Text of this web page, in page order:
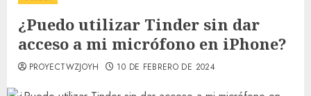
¿Puedo utilizar Tinder sin dar
acceso a mi micrófono en iPhone?
PROYECTWZJOYH 10 DE FEBRERO DE 2024